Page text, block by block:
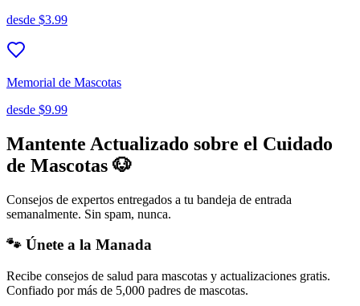
desde $3.99
Memorial de Mascotas
desde $9.99
Mantente Actualizado sobre el Cuidado
de Mascotas 🐶
Consejos de expertos entregados a tu bandeja de entrada
semanalmente. Sin spam, nunca.
🐾 Únete a la Manada
Recibe consejos de salud para mascotas y actualizaciones gratis.
Confiado por más de 5,000 padres de mascotas.